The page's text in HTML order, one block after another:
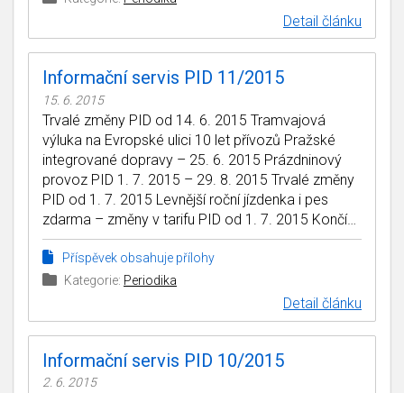
Detail článku
Informační servis PID 11/2015
15. 6. 2015
Trvalé změny PID od 14. 6. 2015 Tramvajová
výluka na Evropské ulici 10 let přívozů Pražské
integrované dopravy – 25. 6. 2015 Prázdninový
provoz PID 1. 7. 2015 – 29. 8. 2015 Trvalé změny
PID od 1. 7. 2015 Levnější roční jízdenka i pes
zdarma – změny v tarifu PID od 1. 7. 2015 Končí…
Příspěvek obsahuje přílohy
Kategorie: Periodika
Detail článku
Informační servis PID 10/2015
2. 6. 2015